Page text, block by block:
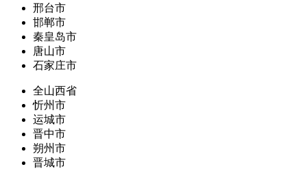
邢台市
邯郸市
秦皇岛市
唐山市
石家庄市
全山西省
忻州市
运城市
晋中市
朔州市
晋城市